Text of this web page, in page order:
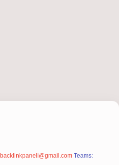
backlinkpaneli@gmail.com Teams: